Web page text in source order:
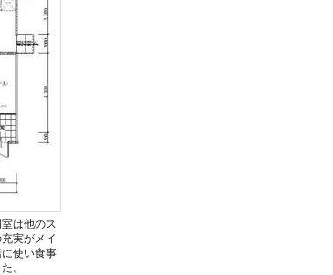
は他のス
実がメイ
使い食事
。